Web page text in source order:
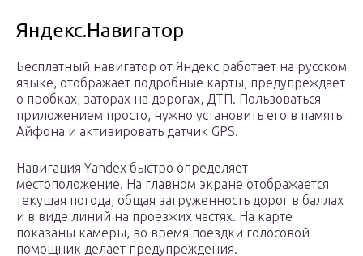
Яндекс.Навигатор
Бесплатный навигатор от Яндекс работает на русском
языке, отображает подробные карты, предупреждает
о пробках, заторах на дорогах, ДТП. Пользоваться
приложением просто, нужно установить его в память
Айфона и активировать датчик GPS.
Навигация Yandex быстро определяет
местоположение. На главном экране отображается
текущая погода, общая загруженность дорог в баллах
и в виде линий на проезжих частях. На карте
показаны камеры, во время поездки голосовой
помощник делает предупреждения.